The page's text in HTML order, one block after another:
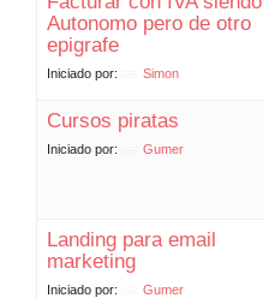
Autonomo pero de otro
epigrafe
Iniciado por: Simon
Cursos piratas
Iniciado por: Gumer
Landing para email
marketing
Iniciado por: Gumer